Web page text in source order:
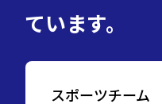
ています。
スポーツチーム